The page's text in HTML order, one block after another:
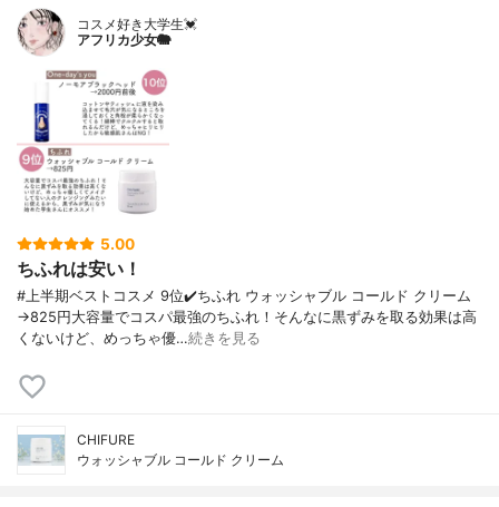
コスメ好き大学生💓
アフリカ少女🐘
5.00
ちふれは安い！
#上半期ベストコスメ 9位✔️ちふれ ウォッシャブル コールド クリーム
→825円大容量でコスパ最強のちふれ！そんなに黒ずみを取る効果は高
くないけど、めっちゃ優…続きを見る
CHIFURE
ウォッシャブル コールド クリーム